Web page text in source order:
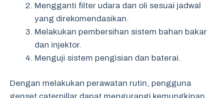
Mengganti filter udara dan oli sesuai jadwal
yang direkomendasikan.
Melakukan pembersihan sistem bahan bakar
dan injektor.
Menguji sistem pengisian dan baterai.
Dengan melakukan perawatan rutin, pengguna